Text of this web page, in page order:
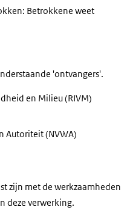
Betrokkene weet
'ontvangers'.
en Milieu (RIVM)
Autoriteit (NVWA)
zijn met de werkzaamheden
deze verwerking.